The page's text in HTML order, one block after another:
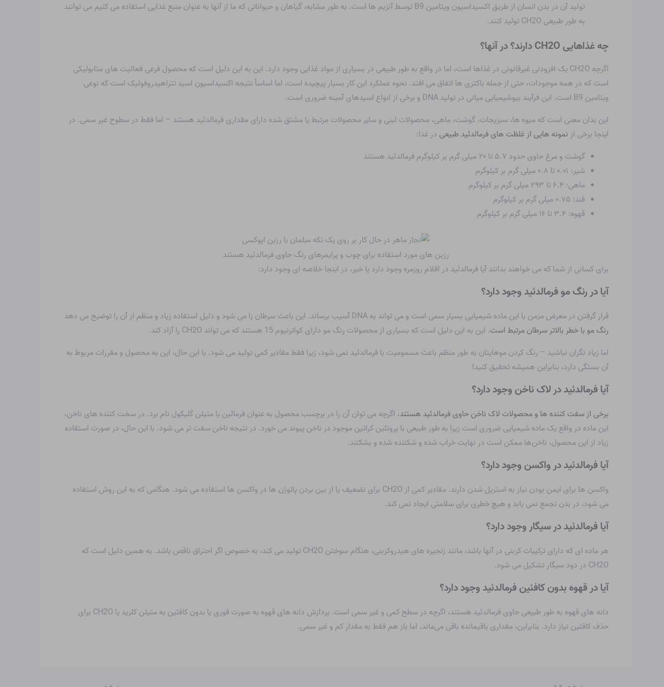
تولید آن در بدن انسان از طریق اکسیداسیون ویتامین B9 توسط آنزیم ها است. به طور مشابه، گیاهان و حیواناتی که ما از آنها به عنوان منبع غذایی استفاده می کنیم می توانند
به طور طبیعی CH2O تولید کنند.
چه غذاهایی CH2O دارند؟ در آنها؟
اگرچه CH2O یک افزودنی غیرقانونی در غذاها است، اما در واقع به طور طبیعی در بسیاری از مواد غذایی وجود دارد. این به این دلیل است که محصول فرعی فعالیت های متابولیکی
است که در همه موجودات، حتی از جمله باکتری ها اتفاق می افتد. نحوه عملکرد این کار بسیار پیچیده است، اما اساساً نتیجه اکسیداسیون اسید تتراهیدروفولیک است که نوعی
ویتامین B9 است. این فرآیند بیوشیمیایی میانی در تولید DNA و برخی از انواع اسیدهای آمینه ضروری است.
این بدان معنی است که میوه ها، سبزیجات، گوشت، ماهی، محصولات لبنی و سایر محصولات مرتبط یا مشتق شده دارای مقداری فرمالدئید هستند – اما فقط در سطوح غیر سمی. در
اینجا برخی ازنمونه هایی از غلظت های فرمالدئید طبیعی در غذا:
گوشت و مرغ حاوی حدود ۵.۷ تا ۲۰ میلی گرم بر کیلوگرم فرمالدئید هستند
شیر: ۰.۰۱ تا ۰.۸ میلی گرم بر کیلوگرم
ماهی: ۶.۴ تا ۲۹۳ میلی گرم بر کیلوگرم
قند: ۰.۷۵ میلی گرم بر کیلوگرم
قهوه: ۳.۴ تا ۱۶ میلی گرم بر کیلوگرم
رزین های مورد استفاده برای چوب و پرایمرهای رنگ حاوی فرمالدئید هستند
برای کسانی از شما که می خواهند بدانند آیا فرمالدئید در اقلام روزمره وجود دارد یا خیر، در اینجا خلاصه ای وجود دارد:
آیا در رنگ مو فرمالدئید وجود دارد؟
قرار گرفتن در معرض مزمن با این ماده شیمیایی بسیار سمی است و می تواند به DNA آسیب برساند. این باعث سرطان زا می شود و دلیل استفاده زیاد و منظم از آن را توضیح می دهد
رنگ مو با خطر بالاتر سرطان مرتبط است. این به این دلیل است که بسیاری از محصولات رنگ مو دارای کواترنیوم 15 هستند که می تواند CH2O را آزاد کند.
اما زیاد نگران نباشید – رنگ کردن موهایتان به طور منظم باعث مسمومیت با فرمالدئید نمی شود، زیرا فقط مقادیر کمی تولید می شود. با این حال، این به محصول و مقررات مربوط به
آن بستگی دارد، بنابراین همیشه تحقیق کنید!
آیا فرمالدئید در لاک ناخن وجود دارد؟
برخی از سفت کننده ها و محصولات لاک ناخن حاوی فرمالدئید هستند، اگرچه می توان آن را در برچسب محصول به عنوان فرمالین یا متیلن گلیکول نام برد. در سخت کننده های ناخن،
این ماده در واقع یک ماده شیمیایی ضروری است زیرا به طور طبیعی با پروتئین کراتین موجود در ناخن پیوند می خورد. در نتیجه ناخن سفت تر می شود. با این حال، در صورت استفاده
زیاد از این محصول، ناخن‌ها ممکن است در نهایت خراب شده و شکننده شده و بشکنند.
آیا فرمالدئید در واکسن وجود دارد؟
واکسن ها برای ایمن بودن نیاز به استریل شدن دارند. مقادیر کمی از CH2O برای تضعیف یا از بین بردن پاتوژن ها در واکسن ها استفاده می شود. هنگامی که به این روش استفاده
می شود، در بدن تجمع نمی یابد و هیچ خطری برای سلامتی ایجاد نمی کند.
آیا فرمالدئید در سیگار وجود دارد؟
هر ماده ای که دارای ترکیبات کربنی در آنها باشد، مانند زنجیره های هیدروکربنی، هنگام سوختن CH2O تولید می کند، به خصوص اگر احتراق ناقص باشد. به همین دلیل است که
CH2O در دود سیگار تشکیل می شود.
آیا در قهوه بدون کافئین فرمالدئید وجود دارد؟
دانه های قهوه به طور طبیعی حاوی فرمالدئید هستند، اگرچه در سطح کمی و غیر سمی است. پردازش دانه های قهوه به صورت فوری یا بدون کافئین به متیلن کلرید یا CH2O برای
حذف کافئین نیاز دارد. بنابراین، مقداری باقیمانده باقی می‌ماند، اما باز هم فقط به مقدار کم و غیر سمی.